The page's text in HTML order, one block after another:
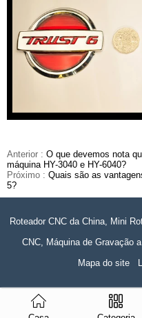
Anterior : O que devemos nota
máquina HY-3040 e HY-6040?
Próximo : Quais são as
5?
Roteador CNC da China, Mini
CNC, Máquina de Gravação
Mapa do site